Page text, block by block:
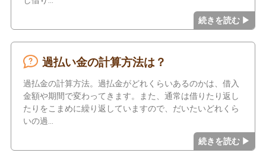
過払い金の計算方法は？
過払金の計算方法。過払金がどれくらいあるのかは、借入
金額や期間で変わってきます。また、通常は借りたり返し
たりをこまめに繰り返していますので、だいたいどれくら
いの過